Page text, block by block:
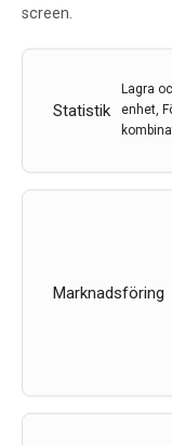
screen.
Statistik
Lagra
enhet,
Marknadsföring
10 dec 2015
Trombektomi är
kateter
översiktsartikel
trombektomi